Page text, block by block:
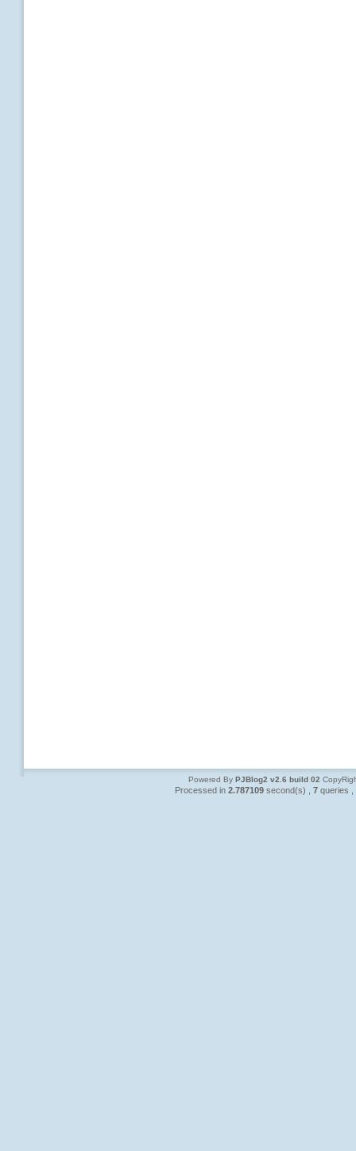
Powered By PJBlog2 v2.6 build 02
Processed in 2.787109second(s) , 7queries ,